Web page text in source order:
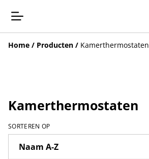
Home / Producten / Kamerthermostaten
Kamerthermostaten
SORTEREN OP